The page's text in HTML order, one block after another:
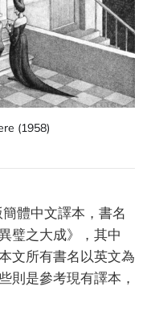
(1958)
體中文譯本，書名
璧之大成》，其中
文所有書名以英文為
則是參考現有譯本，